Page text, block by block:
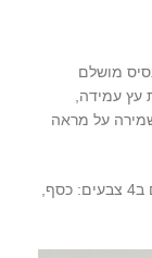
מושלם
עץ עמידה,
על מראה
מיועד לתמונות קנבס, קיים ב4 צבעים: כסף,